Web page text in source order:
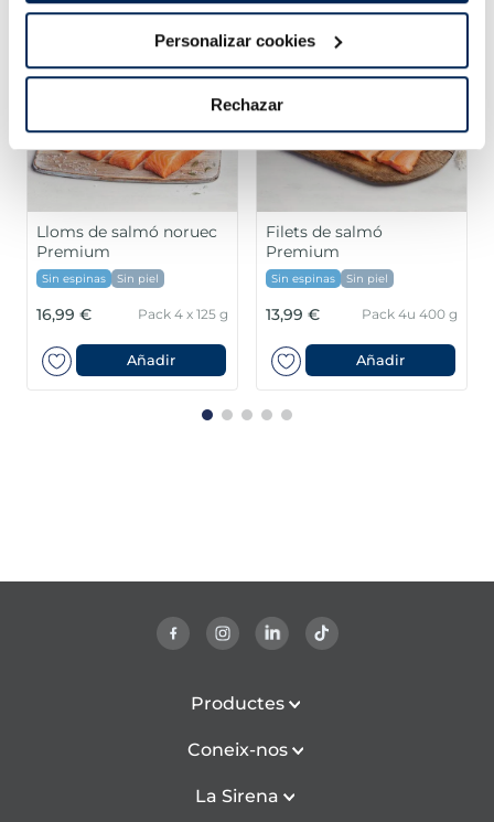
Personalizar cookies
Rechazar
Lloms de salmó noruec
Premium
Sin espinas Sin piel
16,99 € Pack 4 x 125 g
Añadir
Filets de salmó
Premium
Sin espinas Sin piel
13,99 € Pack 4u 400 g
Añadir
Productes
Coneix-nos
La Sirena